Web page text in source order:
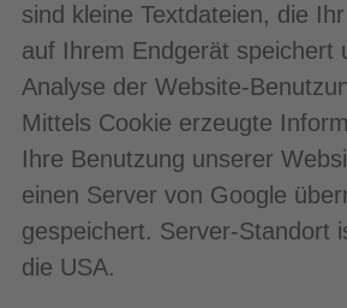
sind kleine Textdateien, die
auf Ihrem Endgerät speichert
Analyse der Website-
Mittels Cookie erzeugte
Ihre Benutzung unserer
einen Server von Google
gespeichert. Server-Standort
die USA.